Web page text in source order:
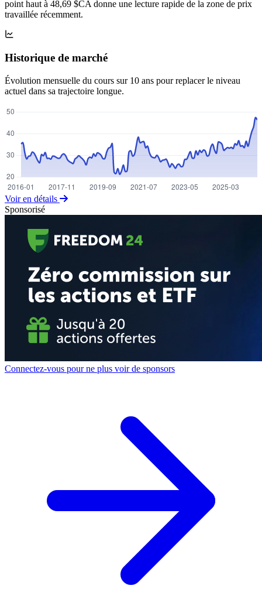
point haut à 48,69 $CA donne une lecture rapide de la zone de prix
travaillée récemment.
Historique de marché
Évolution mensuelle du cours sur 10 ans pour replacer le niveau
actuel dans sa trajectoire longue.
Voir en détails
Sponsorisé
Connectez-vous pour ne plus voir de sponsors